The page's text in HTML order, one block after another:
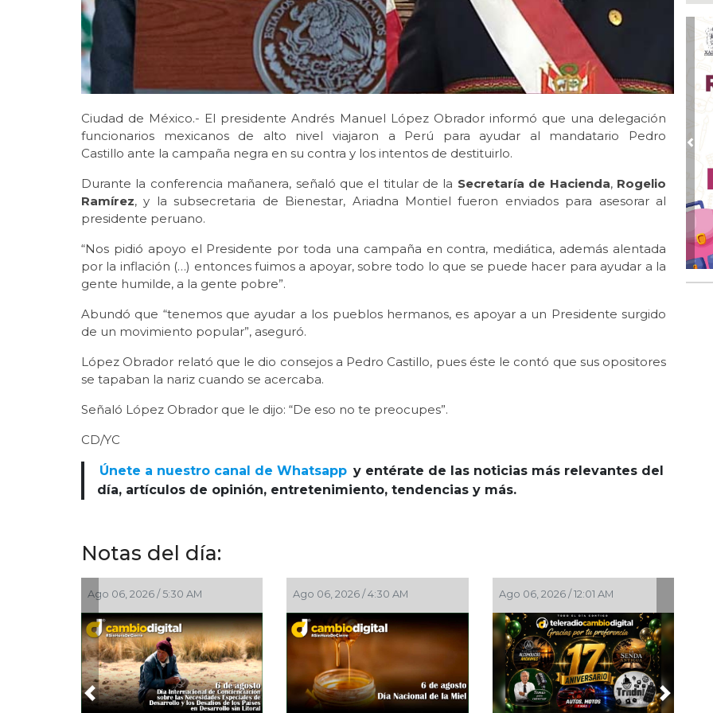
Ciudad de México.- El presidente Andrés Manuel López Obrador informó que una delegación
funcionarios mexicanos de alto nivel viajaron a Perú para ayudar al mandatario Pedro
Castillo ante la campaña negra en su contra y los intentos de destituirlo.
Durante la conferencia mañanera, señaló que el titular de la Secretaría de Hacienda, Rogelio
Ramírez, y la subsecretaria de Bienestar, Ariadna Montiel fueron enviados para asesorar al
presidente peruano.
“Nos pidió apoyo el Presidente por toda una campaña en contra, mediática, además alentada
por la inflación (…) entonces fuimos a apoyar, sobre todo lo que se puede hacer para ayudar a la
gente humilde, a la gente pobre”.
Abundó que “tenemos que ayudar a los pueblos hermanos, es apoyar a un Presidente surgido
de un movimiento popular”, aseguró.
López Obrador relató que le dio consejos a Pedro Castillo, pues éste le contó que sus opositores
se tapaban la nariz cuando se acercaba.
Señaló López Obrador que le dijo: “De eso no te preocupes”.
CD/YC
Únete a nuestro canal de Whatsapp y entérate de las noticias más relevantes del
día, artículos de opinión, entretenimiento, tendencias y más.
Notas del día:
Ago 06, 2026 / 5:30 AM Ago 06, 2026 / 4:30 AM Ago 06, 2026 / 12:01 AM
Previous Next